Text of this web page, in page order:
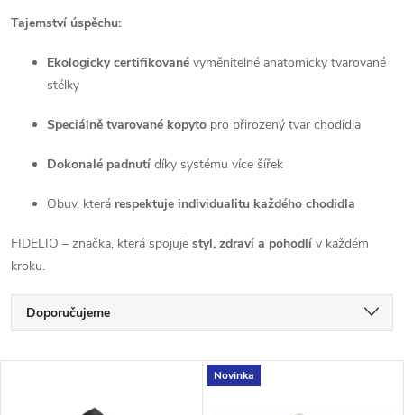
Tajemství úspěchu:
Ekologicky certifikované vyměnitelné anatomicky tvarované
stélky
Speciálně tvarované kopyto pro přirozený tvar chodidla
Dokonalé padnutí díky systému více šířek
Obuv, která respektuje individualitu každého chodidla
FIDELIO – značka, která spojuje styl, zdraví a pohodlí v každém
kroku.
Ř
a
Doporučujeme
Novinka